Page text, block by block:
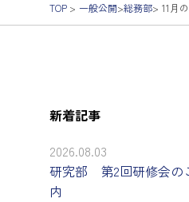
TOP > 一般公開>総務部> 11月
新着記事
2026.08.03
研究部 第2回研修会の
内